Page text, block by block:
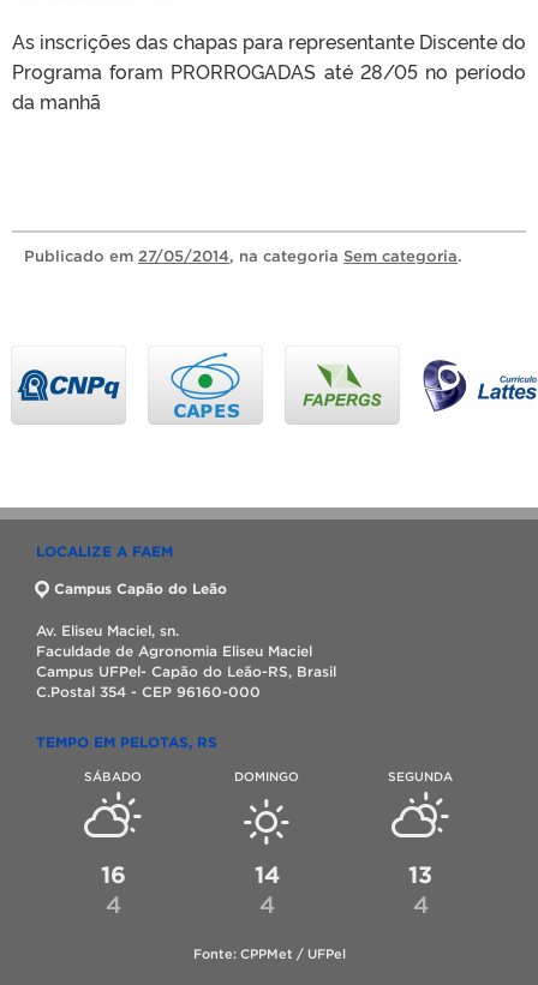
As inscrições das chapas para representante Discente do
Programa foram PRORROGADAS até 28/05 no período
da manhã
Publicado em 27/05/2014, na categoria Sem categoria.
LOCALIZE A FAEM
Campus Capão do Leão
Av. Eliseu Maciel, sn.
Faculdade de Agronomia Eliseu Maciel
Campus UFPel- Capão do Leão-RS, Brasil
C.Postal 354 - CEP 96160-000
TEMPO EM PELOTAS, RS
SÁBADO
16
4
DOMINGO
14
4
SEGUNDA
13
4
Fonte: CPPMet / UFPel